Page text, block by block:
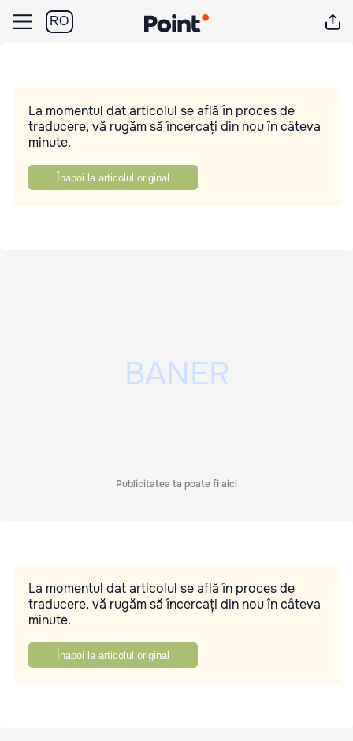
RO
La momentul dat articolul se află în proces de
traducere, vă rugăm să încercați din nou în câteva
minute.
Înapoi la articolul original
Publicitatea ta poate fi aici
La momentul dat articolul se află în proces de
traducere, vă rugăm să încercați din nou în câteva
minute.
Înapoi la articolul original